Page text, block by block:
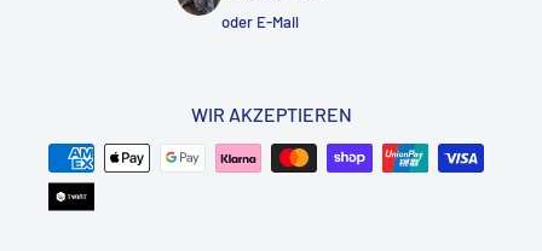
oder E-Mail
WIR AKZEPTIEREN